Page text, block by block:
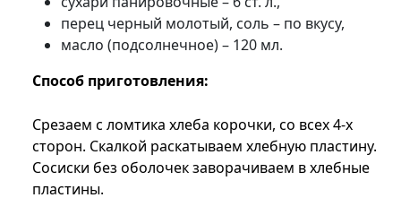
перец черный молотый, соль – по вкусу,
масло (подсолнечное) – 120 мл.
Способ приготовления:
Срезаем с ломтика хлеба корочки, со всех 4-х
сторон. Скалкой раскатываем хлебную пластину.
Сосиски без оболочек заворачиваем в хлебные
пластины.